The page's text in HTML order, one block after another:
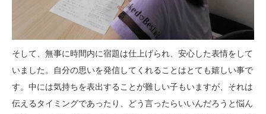
そして、無事に時間内に宿題は仕上げられ、安心した表情をして
いました。自分の思いを発信してくれることはとても嬉しい事で
す。中には気持ちを表出することが難しい子もいますが、それは
伝えるタイミングであったり、どう言ったらいいんだろうと悩ん